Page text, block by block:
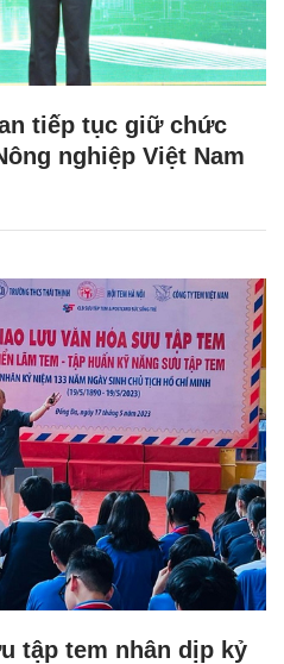
tiếp tục giữ chức
nghiệp Việt Nam
tập tem nhân dịp kỷ